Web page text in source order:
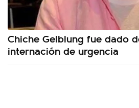
Chiche Gelblung fue dado
internación de urgencia